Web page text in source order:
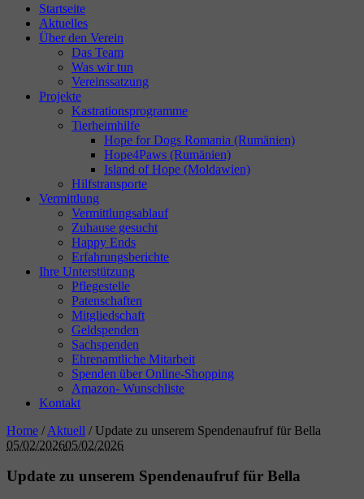
Startseite
Aktuelles
Über den Verein
Das Team
Was wir tun
Vereinssatzung
Projekte
Kastrationsprogramme
Tierheimhilfe
Hope for Dogs Romania (Rumänien)
Hope4Paws (Rumänien)
Island of Hope (Moldawien)
Hilfstransporte
Vermittlung
Vermittlungsablauf
Zuhause gesucht
Happy Ends
Erfahrungsberichte
Ihre Unterstützung
Pflegestelle
Patenschaften
Mitgliedschaft
Geldspenden
Sachspenden
Ehrenamtliche Mitarbeit
Spenden über Online-Shopping
Amazon- Wunschliste
Kontakt
Home /Aktuell /Update zu unserem Spendenaufruf für Bella
05/02/202605/02/2026
Update zu unserem Spendenaufruf für Bella